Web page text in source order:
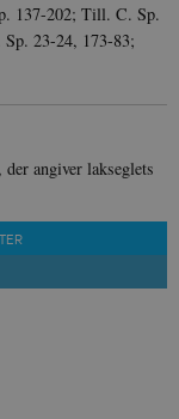
137-202; Till. C. Sp.
23-24, 173-83;
angiver lakseglets